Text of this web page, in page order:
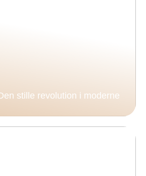
stille revolution i moderne